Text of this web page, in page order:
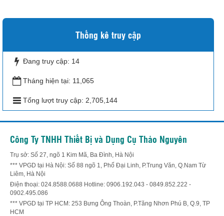
Thống kê truy cập
Đang truy cập: 14
Tháng hiện tại: 11,065
Tổng lượt truy cập: 2,705,144
Công Ty TNHH Thiết Bị và Dụng Cụ Thảo Nguyên
Trụ sở: Số 27, ngõ 1 Kim Mã, Ba Đình, Hà Nội
*** VPGD tại Hà Nội: Số 88 ngõ 1, Phố Đại Linh, P.Trung Văn, Q.Nam Từ
Liêm, Hà Nội
Điện thoại: 024.8588.0688 Hotline: 0906.192.043 - 0849.852.222 -
0902.495.086
*** VPGD tại TP HCM: 253 Bưng Ông Thoàn, P.Tăng Nhơn Phú B, Q.9, TP
HCM